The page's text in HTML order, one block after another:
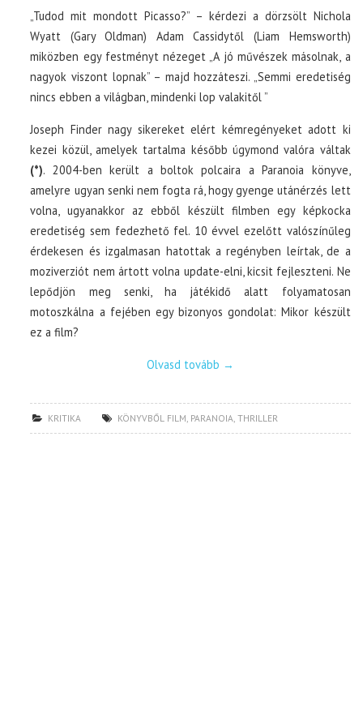
„Tudod mit mondott Picasso?” – kérdezi a dörzsölt Nichola
Wyatt (Gary Oldman) Adam Cassidytől (Liam Hemsworth)
miközben egy festményt nézeget „A jó művészek másolnak, a
nagyok viszont lopnak” – majd hozzáteszi. „Semmi eredetiség
nincs ebben a világban, mindenki lop valakitől ”
Joseph Finder nagy sikereket elért kémregényeket adott ki
kezei közül, amelyek tartalma később úgymond valóra váltak
(*). 2004-ben került a boltok polcaira a Paranoia könyve,
amelyre ugyan senki nem fogta rá, hogy gyenge utánérzés lett
volna, ugyanakkor az ebből készült filmben egy képkocka
eredetiség sem fedezhető fel. 10 évvel ezelőtt valószínűleg
érdekesen és izgalmasan hatottak a regényben leírtak, de a
moziverziót nem ártott volna update-elni, kicsit fejleszteni. Ne
lepődjön meg senki, ha játékidő alatt folyamatosan
motoszkálna a fejében egy bizonyos gondolat: Mikor készült
ez a film?
Olvasd tovább →
KRITIKA KÖNYVBŐL FILM, PARANOIA,THRILLER